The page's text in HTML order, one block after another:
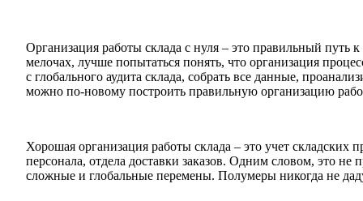
Организация работы склада с нуля – это правильный путь
мелочах, лучше попытаться понять, что организация
с глобального аудита склада, собрать все данные,
можно по-новому построить правильную организацию
Хорошая организация работы склада – это учет складских
персонала, отдела доставки заказов. Одним словом, это
сложные и глобальные перемены. Полумеры никогда не